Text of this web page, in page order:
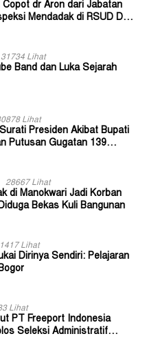
Copot dr Aron dari Jabatan
Mendadak di RSUD Dok
31734 Lihat
Band dan Luka Sejarah
Lihat
Presiden Akibat Bupati
Putusan Gugatan 139
28667 Lihat
di Manokwari Jadi Korban
Bekas Kuli Bangunan
Lihat
Dirinya Sendiri: Pelajaran
Lihat
PT Freeport Indonesia
Seleksi Administratif